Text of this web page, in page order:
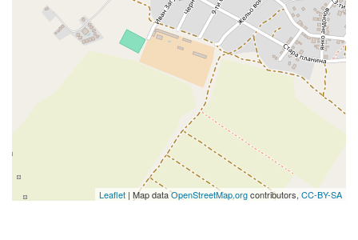
Leaflet | Map dataOpenStreetMap.orgcontributors, CC-BY-SA